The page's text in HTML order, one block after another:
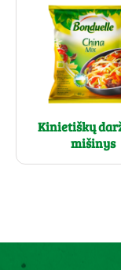
Kinietiškų
mišinys